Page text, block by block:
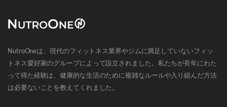
NutroOneは、現代のフィットネス業界やジムに満足していないフィッ
トネス愛好家のグループによって設立されました。私たちが長年にわた
って得た経験は、健康的な生活のために複雑なルールや入り組んだ方法
は必要ないことを教えてくれました。